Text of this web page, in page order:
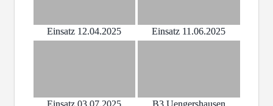
Einsatz 12.04.2025 Einsatz 11.06.2025
Einsatz 03.07.2025 B3 Uengershausen